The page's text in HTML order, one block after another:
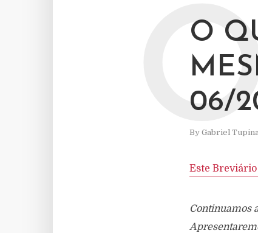
O
06/
By Gabriel
Este Breviário
Continuamos